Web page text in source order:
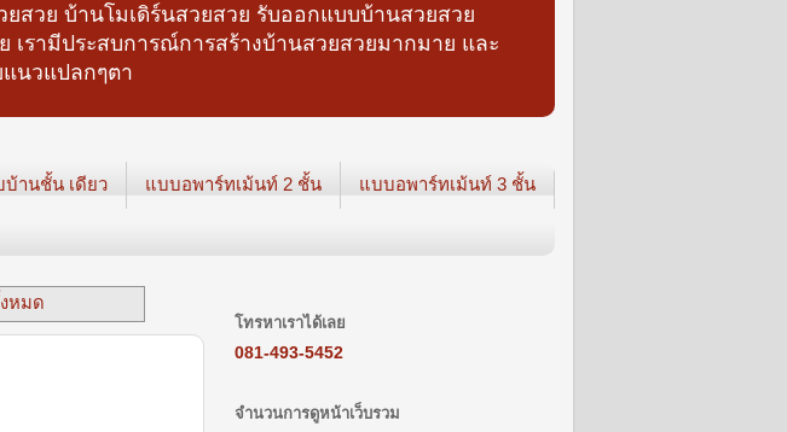
สวย บ้านโมเดิร์นสวยสวย รับออกแบบบ้านสวยสวย
รามีประสบการณ์การสร้างบ้านสวยสวยมากมาย และ
นวแปลกๆตา
านชั้น เดียว แบบอพาร์ทเม้นท์ 2 ชั้น แบบอพาร์ทเม้นท์ 3 ชั้น
หมด
โทรหาเราได้เลย
081-493-5452
จำนวนการดูหน้าเว็บรวม